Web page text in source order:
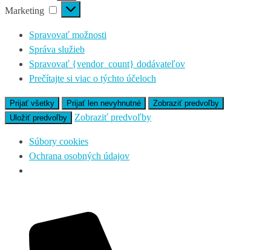
Marketing
Spravovať možnosti
Správa služieb
Spravovať {vendor_count} dodávateľov
Prečítajte si viac o týchto účeloch
Prijať všetky Prijať len nevyhnutné
Zobraziť predvoľby
Uložiť predvoľby
Zobraziť predvoľby
Súbory cookies
Ochrana osobných údajov